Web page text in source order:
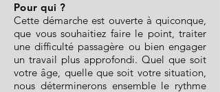
Pour qui ?
Cette démarche est ouverte à quiconque,
que vous souhaitiez faire le point, traiter
une difficulté passagère ou bien engager
un travail plus approfondi. Quel que soit
votre âge, quelle que soit votre situation,
nous déterminerons ensemble le rythme